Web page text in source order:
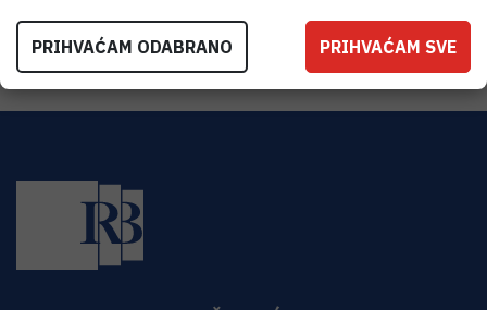
Martinska b.b., Šibenik
PRIHVAĆAM ODABRANO PRIHVAĆAM SVE